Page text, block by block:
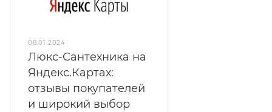
08.01.2024
Люкс-Сантехника на
Яндекс.Картах:
отзывы покупателей
и широкий выбор